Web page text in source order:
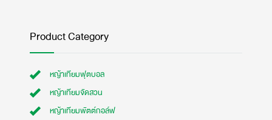
Product Category
หญ้าเทียมฟุตบอล
หญ้าเทียมจัดสวน
หญ้าเทียมพัตต์กอล์ฟ